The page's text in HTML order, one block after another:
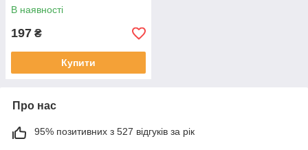
В наявності
197 ₴
Купити
Про нас
95% позитивних з 527 відгуків за рік